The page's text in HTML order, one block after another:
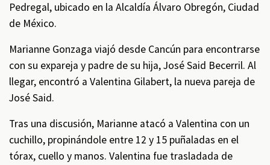
Pedregal, ubicado en la Alcaldía Álvaro Obregón, Ciudad
de México.
Marianne Gonzaga viajó desde Cancún para encontrarse
con su expareja y padre de su hija, José Said Becerril. Al
llegar, encontró a Valentina Gilabert, la nueva pareja de
José Said.
Tras una discusión, Marianne atacó a Valentina con un
cuchillo, propinándole entre 12 y 15 puñaladas en el
tórax, cuello y manos. Valentina fue trasladada de